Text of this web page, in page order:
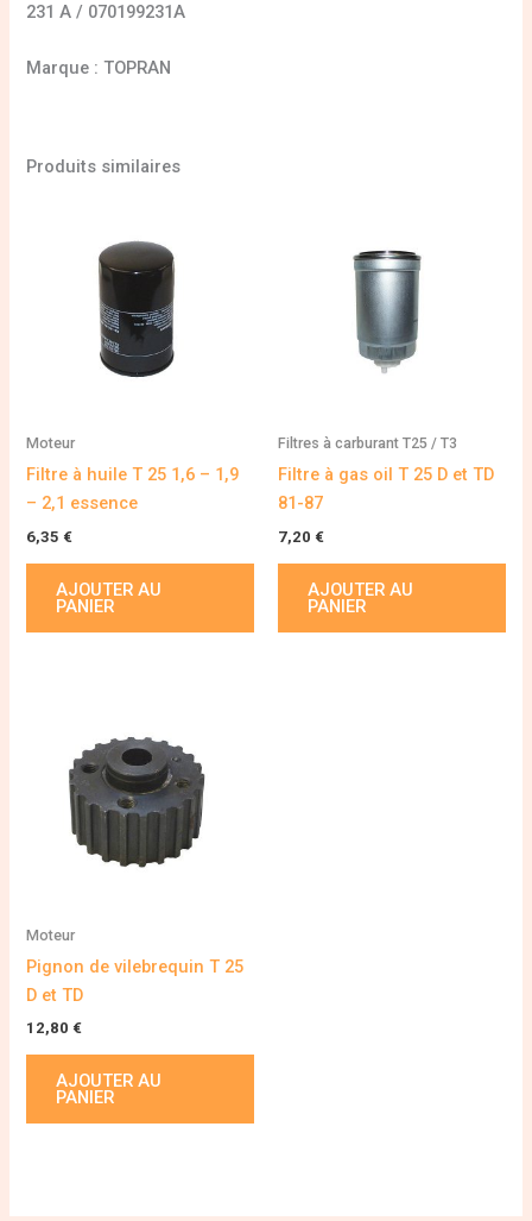
231 A / 070199231A
Marque : TOPRAN
Produits similaires
Moteur
Filtre à huile T 25 1,6 – 1,9
– 2,1 essence
6,35 €
AJOUTER AU
PANIER
Filtres à carburant T25 / T3
Filtre à gas oil T 25 D et TD
81-87
7,20 €
AJOUTER AU
PANIER
Moteur
Pignon de vilebrequin T 25
D et TD
12,80 €
AJOUTER AU
PANIER